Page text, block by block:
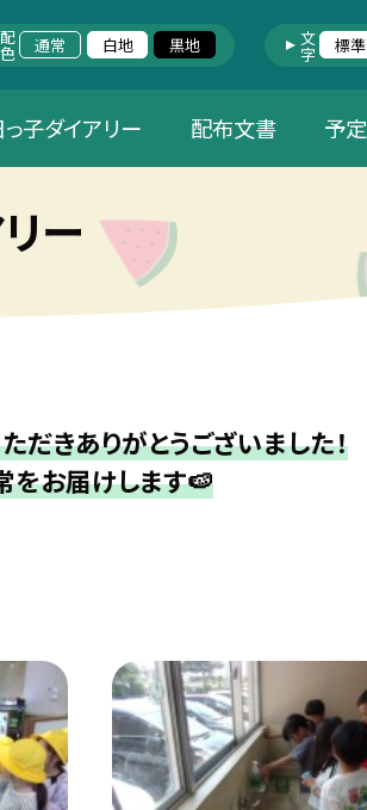
配色 通常 白地 黒地 文字 標準
子ダイアリー 配布文書 予定
ー
きありがとうございました！
をお届けします🍉